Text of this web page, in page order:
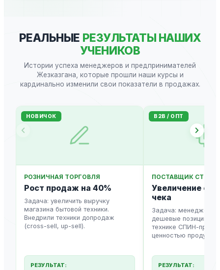
РЕАЛЬНЫЕ РЕЗУЛЬТАТЫ НАШИХ
УЧЕНИКОВ
Истории успеха менеджеров и предпринимателей
Жезказгана, которые прошли наши курсы и
кардинально изменили свои показатели в продажах.
НОВИЧОК
РОЗНИЧНАЯ ТОРГОВЛЯ
Рост продаж на 40%
Задача: увеличить выручку
магазина бытовой техники.
Внедрили техники допродаж
(cross-sell, up-sell).
РЕЗУЛЬТАТ:
B2B / ОПТ
ПОСТАВЩИК
Увеличение
чека
Задача: менеджеры
дешевые позиции.
технике СПИН-
ценностью продукта.
РЕЗУЛЬТАТ: